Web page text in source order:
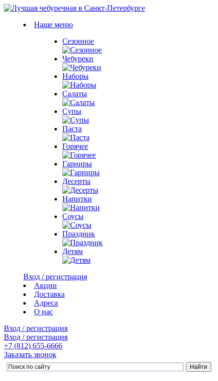
Наше меню
Сезонное
Чебуреки
Наборы
Салаты
Супы
Паста
Горячее
Гарниры
Десерты
Напитки
Соусы
Праздник
Детям
Вход / регистрация
Акции
Доставка
Адреса
О нас
Вход / регистрация
Вход / регистрация
+7 (812) 655-6666
Заказать звонок